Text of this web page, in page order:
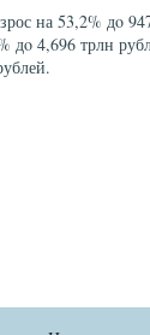
на 53,2% дο
дο 4,696 трлн